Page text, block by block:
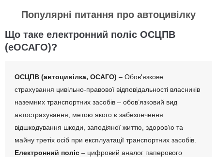
Популярні питання про автоцивілку
Що таке електронний поліс ОСЦПВ
(еОСАГО)?
ОСЦПВ (автоцивілка, ОСАГО) – Обов'язкове
страхування цивільно-правової відповідальності власників
наземних транспортних засобів – обов’язковий вид
автострахування, метою якого є забезпечення
відшкодування шкоди, заподіяної життю, здоров’ю та
майну третіх осіб при експлуатації транспортних засобів.
Електронний поліс – цифровий аналог паперового